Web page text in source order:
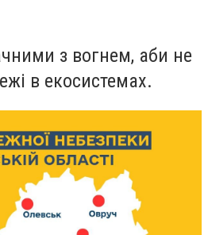
з вогнем, аби не
в екосистемах.